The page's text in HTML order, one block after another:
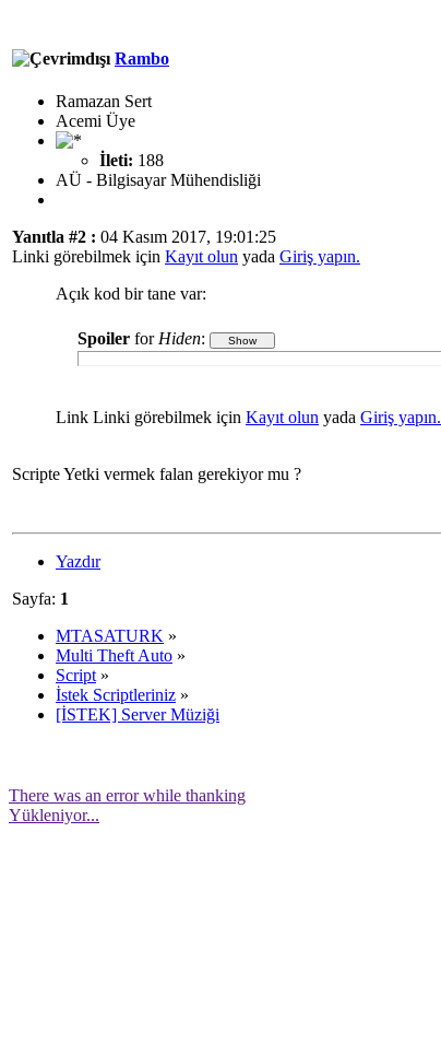
Rambo
Ramazan Sert
Acemi Üye
İleti: 188
AÜ - Bilgisayar Mühendisliği
Yanıtla #2 : 04 Kasım 2017, 19:01:25
Linki görebilmek için Kayıt olun yada Giriş yapın.
Açık kod bir tane var:
Spoiler forHiden:
Link Linki görebilmek için Kayıt olun yada Giriş yapın.
Scripte Yetki vermek falan gerekiyor mu ?
Yazdır
Sayfa: 1
MTASATURK »
Multi Theft Auto »
Script»
İstek Scriptleriniz »
[İSTEK] Server Müziği
There was an error while thanking
Yükleniyor...